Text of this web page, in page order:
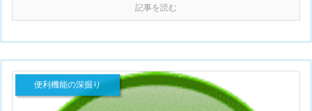
記事を読む
便利機能の深掘り